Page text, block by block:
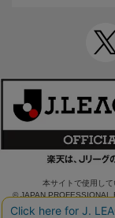
本サイトで使用して
© JAPAN